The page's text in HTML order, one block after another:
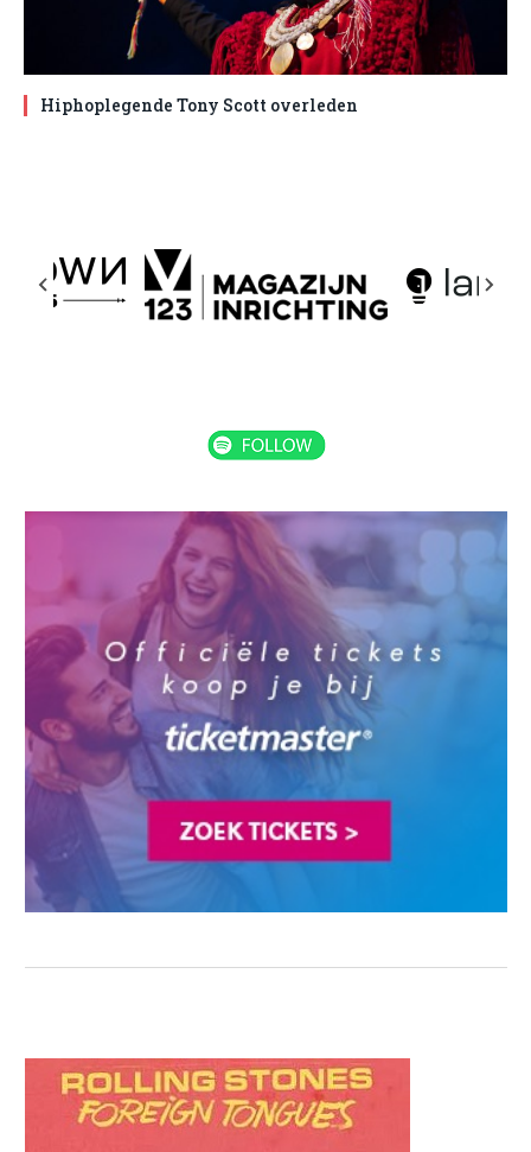
Hiphoplegende Tony Scott overleden